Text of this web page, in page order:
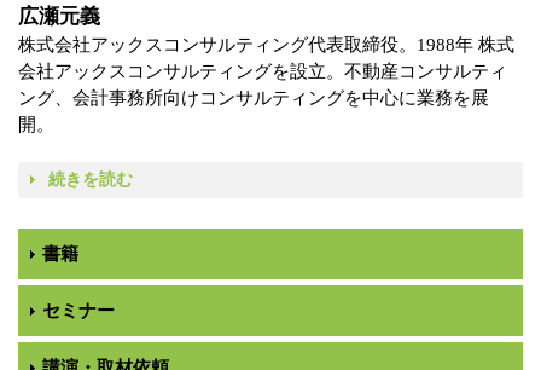
広瀬元義
株式会社アックスコンサルティング代表取締役。1988年 株式
会社アックスコンサルティングを設立。不動産コンサルティ
ング、会計事務所向けコンサルティングを中心に業務を展
開。
続きを読む
書籍
セミナー